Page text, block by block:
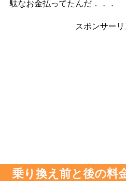
駄なお金払ってたんだ．．．
スポンサーリ
乗り換え前と後の料